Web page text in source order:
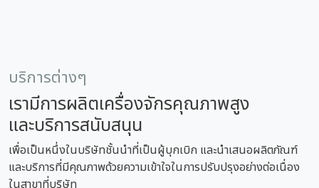
บริการต่างๆ
เรามีการผลิตเครื่องจักรคุณภาพสูง
และบริการสนับสนุน
เพื่อเป็นหนึ่งในบริษัทชั้นนำที่เป็นผู้บุกเบิก และนำเสนอผลิตภัณฑ์
และบริการที่มีคุณภาพด้วยความเข้าใจในการปรับปรุงอย่างต่อเนื่อง
ในสาขาที่บริษัท